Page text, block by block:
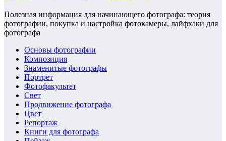
Полезная информация для начинающего фотографа: теория
фотографии, покупка и настройка фотокамеры, лайфхаки для
фотографа
Основы фотографии
Композиция
Знаменитые фотографы
Портрет
Фотофакультет
Свет
Продвижение фотографа
Цвет
Репортаж
Книги для фотографа